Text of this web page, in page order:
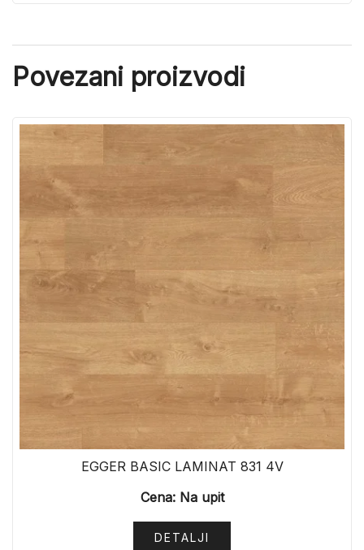
Povezani proizvodi
EGGER BASIC LAMINAT 831 4V
Cena: Na upit
DETALJI